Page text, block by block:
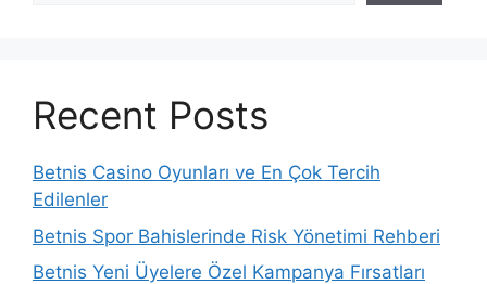
Recent Posts
Betnis Casino Oyunları ve En Çok Tercih
Edilenler
Betnis Spor Bahislerinde Risk Yönetimi Rehberi
Betnis Yeni Üyelere Özel Kampanya Fırsatları